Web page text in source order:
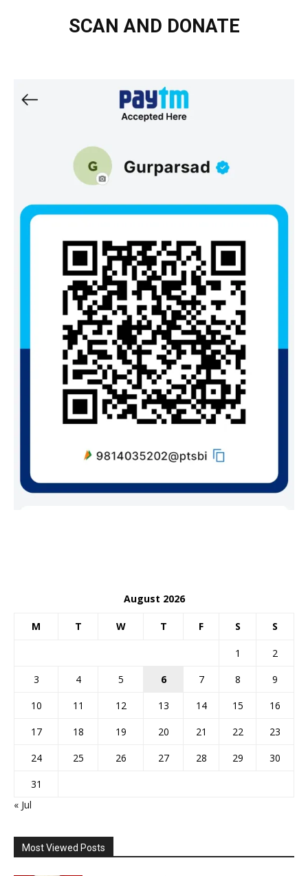
SCAN AND DONATE
August 2026
M T W T F S S
1
2
3
4 5 6 7 8
9
10
11 12 13 14 15
16
17
18 19 20 21 22
23
24
25 26 27 28 29
30
31
« Jul
Most Viewed Posts